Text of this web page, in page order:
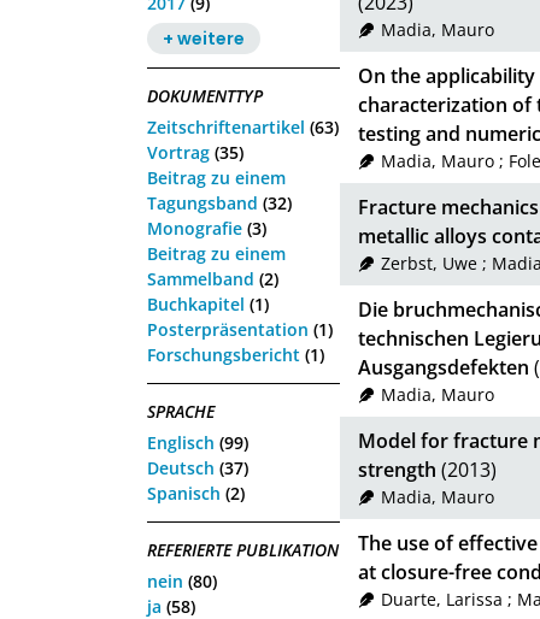
+ weitere
DOKUMENTTYP
Zeitschriftenartikel (63)
Vortrag (35)
Beitrag zu einem
Tagungsband (32)
Monografie (3)
Beitrag zu einem
Sammelband (2)
Buchkapitel (1)
Posterpräsentation (1)
Forschungsbericht (1)
SPRACHE
Englisch (99)
Deutsch (37)
Spanisch (2)
REFERIERTE PUBLIKATION
nein (80)
ja (58)
Madia, Mauro
On the
characterization of
testing and
Madia, Mauro;
Fracture
metallic alloys
Zerbst, Uwe;
Die
technischen
Ausgangsdefekten
Madia, Mauro
Model for fracture
strength (2013)
Madia, Mauro
The use of
at closure-free
Duarte, Larissa ;